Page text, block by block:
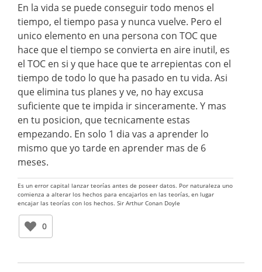
En la vida se puede conseguir todo menos el
tiempo, el tiempo pasa y nunca vuelve. Pero el
unico elemento en una persona con TOC que
hace que el tiempo se convierta en aire inutil, es
el TOC en si y que hace que te arrepientas con el
tiempo de todo lo que ha pasado en tu vida. Asi
que elimina tus planes y ve, no hay excusa
suficiente que te impida ir sinceramente. Y mas
en tu posicion, que tecnicamente estas
empezando. En solo 1 dia vas a aprender lo
mismo que yo tarde en aprender mas de 6
meses.
Es un error capital lanzar teorías antes de poseer datos. Por naturaleza uno
comienza a alterar los hechos para encajarlos en las teorías, en lugar
encajar las teorías con los hechos. Sir Arthur Conan Doyle
0